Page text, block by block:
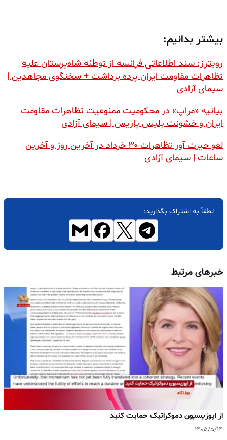
بیشتر بدانیم:
رویترز: سند اطلاعاتی فرانسه از توطئه شاه‌پرستان علیه
تظاهرات مقاومت ایران پرده برداشت + سخنگوی مجاهدین |
سیمای آزادی
بیانیه «مراپ» در محکومیت ممنوعیت تظاهرات مقاومت
ایران و خشونت پلیس پاریس | سیمای آزادی
لغو حیرت آور تظاهرات ۳۰ خرداد در آخرین روز و آخرین
ساعات | سیمای آزادی
لطفاً به اشتراک بگذارید:
خبرهای مرتبط
‌از اپوزیسیون دموکراتیک حمایت کنید
۱۴۰۵/۵/۱۴